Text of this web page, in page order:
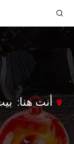
أنت هنا: